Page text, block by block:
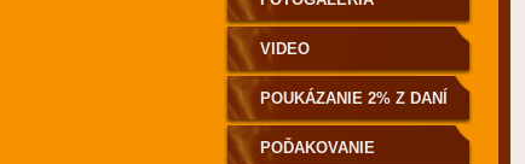
VIDEO
POUKÁZANIE 2% Z DANÍ
POĎAKOVANIE